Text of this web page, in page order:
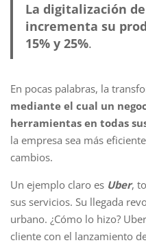
La digitalización
incrementa su
15% y 25%.
En pocas palabras, la
mediante el cual un
herramientas en todas
la empresa sea más
cambios.
Un ejemplo claro es Uber,
sus servicios. Su llegada
urbano. ¿Cómo lo hizo?
cliente con el lanzamiento